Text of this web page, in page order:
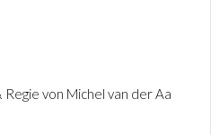
von Michel van der Aa